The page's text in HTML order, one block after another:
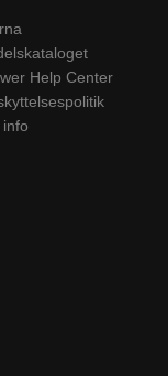
Help Center